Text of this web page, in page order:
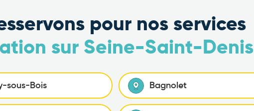
pour nos services
sur Seine-Saint-Denis
sous-Bois Bagnolet